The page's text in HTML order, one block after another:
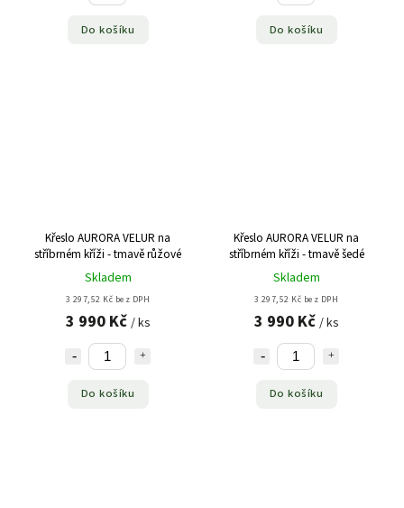
Do košíku Do košíku
Křeslo AURORA VELUR na
stříbrném kříži - tmavě růžové
Skladem
3 297,52 Kč bez DPH
3 990 Kč / ks
Do košíku
Křeslo AURORA VELUR na
stříbrném kříži - tmavě šedé
Skladem
3 297,52 Kč bez DPH
3 990 Kč / ks
Do košíku